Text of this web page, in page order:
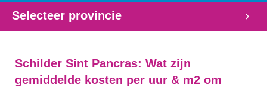
Selecteer provincie
Schilder Sint Pancras: Wat zijn
gemiddelde kosten per uur & m2 om